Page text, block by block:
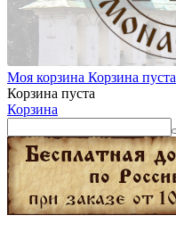
Моя корзина Корзина пуста
Корзина пуста
Корзина